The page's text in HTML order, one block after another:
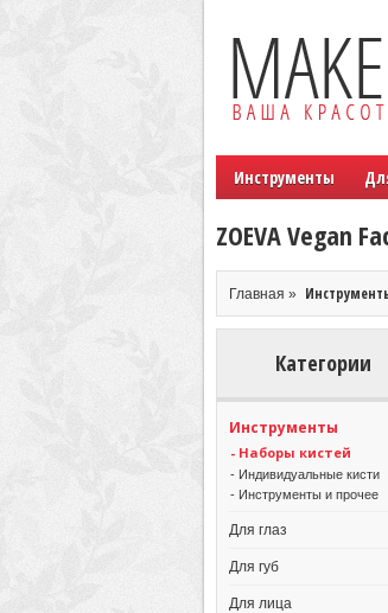
Инструменты
ZOEVA Vegan
Главная »
Категории
Инструменты
- Наборы кистей
- Индивидуальные кисти
- Инструменты и прочее
Для глаз
Для губ
Для лица